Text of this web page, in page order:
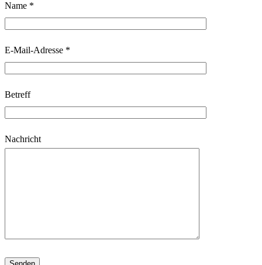
t
t
e
a
s
s
e
s
Name *
E-Mail-Adresse *
Betreff
Nachricht